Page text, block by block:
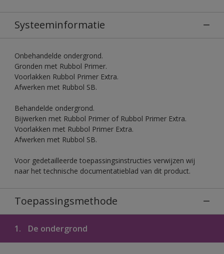
Systeeminformatie
Onbehandelde ondergrond.
Gronden met Rubbol Primer.
Voorlakken Rubbol Primer Extra.
Afwerken met Rubbol SB.
Behandelde ondergrond.
Bijwerken met Rubbol Primer of Rubbol Primer Extra.
Voorlakken met Rubbol Primer Extra.
Afwerken met Rubbol SB.
Voor gedetailleerde toepassingsinstructies verwijzen wij
naar het technische documentatieblad van dit product.
Toepassingsmethode
1. De ondergrond